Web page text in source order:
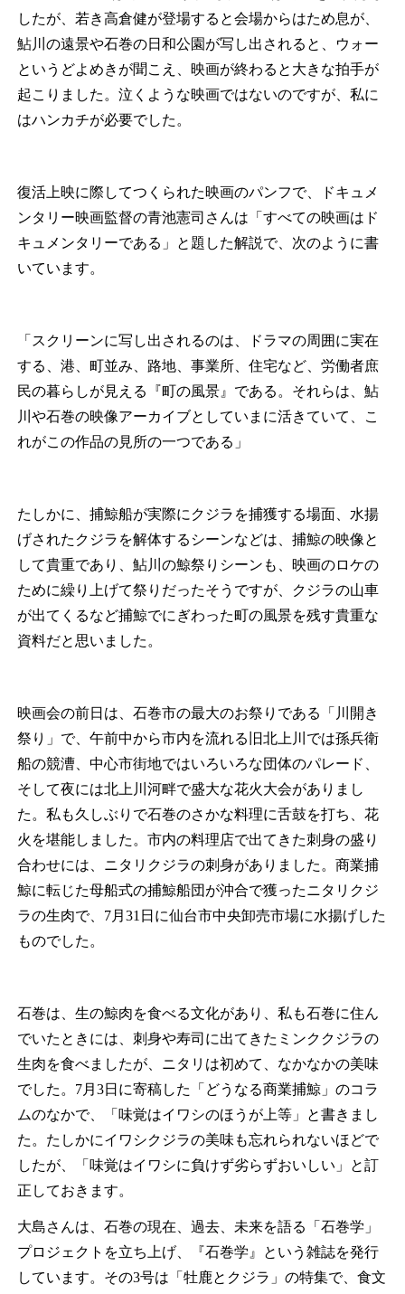
したが、若き高倉健が登場すると会場からはため息が、
鮎川の遠景や石巻の日和公園が写し出されると、ウォー
というどよめきが聞こえ、映画が終わると大きな拍手が
起こりました。泣くような映画ではないのですが、私に
はハンカチが必要でした。
復活上映に際してつくられた映画のパンフで、ドキュメ
ンタリー映画監督の青池憲司さんは「すべての映画はド
キュメンタリーである」と題した解説で、次のように書
いています。
「スクリーンに写し出されるのは、ドラマの周囲に実在
する、港、町並み、路地、事業所、住宅など、労働者庶
民の暮らしが見える『町の風景』である。それらは、鮎
川や石巻の映像アーカイブとしていまに活きていて、こ
れがこの作品の見所の一つである」
たしかに、捕鯨船が実際にクジラを捕獲する場面、水揚
げされたクジラを解体するシーンなどは、捕鯨の映像と
して貴重であり、鮎川の鯨祭りシーンも、映画のロケの
ために繰り上げて祭りだったそうですが、クジラの山車
が出てくるなど捕鯨でにぎわった町の風景を残す貴重な
資料だと思いました。
映画会の前日は、石巻市の最大のお祭りである「川開き
祭り」で、午前中から市内を流れる旧北上川では孫兵衛
船の競漕、中心市街地ではいろいろな団体のパレード、
そして夜には北上川河畔で盛大な花火大会がありまし
た。私も久しぶりで石巻のさかな料理に舌鼓を打ち、花
火を堪能しました。市内の料理店で出てきた刺身の盛り
合わせには、ニタリクジラの刺身がありました。商業捕
鯨に転じた母船式の捕鯨船団が沖合で獲ったニタリクジ
ラの生肉で、7月31日に仙台市中央卸売市場に水揚げした
ものでした。
石巻は、生の鯨肉を食べる文化があり、私も石巻に住ん
でいたときには、刺身や寿司に出てきたミンククジラの
生肉を食べましたが、ニタリは初めて、なかなかの美味
でした。7月3日に寄稿した「どうなる商業捕鯨」のコラ
ムのなかで、「味覚はイワシのほうが上等」と書きまし
た。たしかにイワシクジラの美味も忘れられないほどで
したが、「味覚はイワシに負けず劣らずおいしい」と訂
正しておきます。
大島さんは、石巻の現在、過去、未来を語る「石巻学」
プロジェクトを立ち上げ、『石巻学』という雑誌を発行
しています。その3号は「牡鹿とクジラ」の特集で、食文